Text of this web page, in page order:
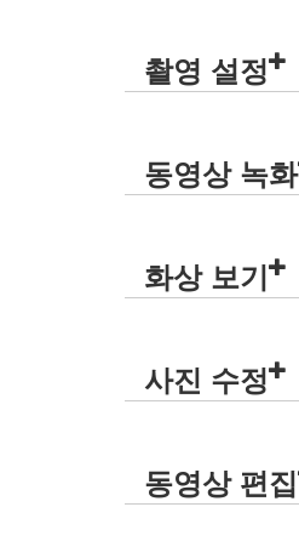
촬영 설정
동영상 녹화
화상 보기
사진 수정
동영상 편집